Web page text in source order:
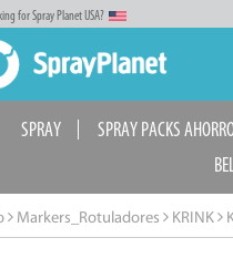
for Spray Planet USA?
SPRAY SPRAY PACKS
Markers_Rotuladores KRINK